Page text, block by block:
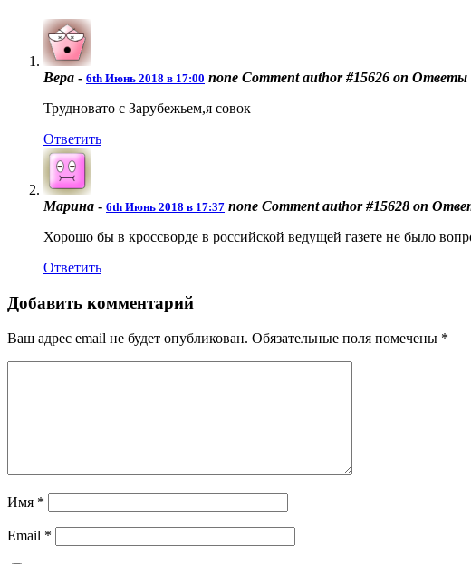
Вера - 6th Июнь 2018 в 17:00 none Comment author #15626 on
Трудновато с Зарубежьем,я совок
Ответить
Марина - 6th Июнь 2018 в 17:37 none Comment author #15628 on
Хорошо бы в кроссворде в российской ведущей газете не было
Ответить
Добавить комментарий
Ваш адрес email не будет опубликован. Обязательные поля помечены *
Имя *
Email *